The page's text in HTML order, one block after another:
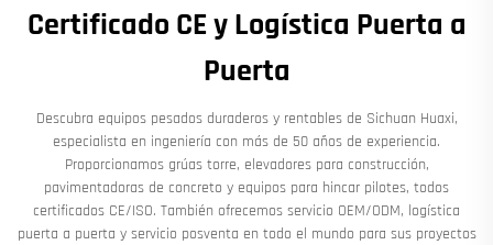
Certificado CE y Logística Puerta a
Puerta
Descubra equipos pesados duraderos y rentables de Sichuan Huaxi,
especialista en ingeniería con más de 50 años de experiencia.
Proporcionamos grúas torre, elevadores para construcción,
pavimentadoras de concreto y equipos para hincar pilotes, todos
certificados CE/ISO. También ofrecemos servicio OEM/ODM, logística
puerta a puerta y servicio posventa en todo el mundo para sus proyectos